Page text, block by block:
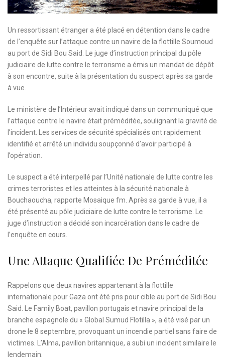
Un ressortissant étranger a été placé en détention dans le cadre
de l’enquête sur l’attaque contre un navire de la flottille Soumoud
au port de Sidi Bou Said. Le juge d’instruction principal du pôle
judiciaire de lutte contre le terrorisme a émis un mandat de dépôt
à son encontre, suite à la présentation du suspect après sa garde
à vue.
Le ministère de l’Intérieur avait indiqué dans un communiqué que
l’attaque contre le navire était préméditée, soulignant la gravité de
l’incident. Les services de sécurité spécialisés ont rapidement
identifié et arrêté un individu soupçonné d’avoir participé à
l’opération.
Le suspect a été interpellé par l’Unité nationale de lutte contre les
crimes terroristes et les atteintes à la sécurité nationale à
Bouchaoucha, rapporte Mosaique fm. Après sa garde à vue, il a
été présenté au pôle judiciaire de lutte contre le terrorisme. Le
juge d’instruction a décidé son incarcération dans le cadre de
l’enquête en cours.
Une Attaque Qualifiée De Préméditée
Rappelons que deux navires appartenant à la flottille
internationale pour Gaza ont été pris pour cible au port de Sidi Bou
Said. Le Family Boat, pavillon portugais et navire principal de la
branche espagnole du « Global Sumud Flotilla », a été visé par un
drone le 8 septembre, provoquant un incendie partiel sans faire de
victimes. L’Alma, pavillon britannique, a subi un incident similaire le
lendemain.